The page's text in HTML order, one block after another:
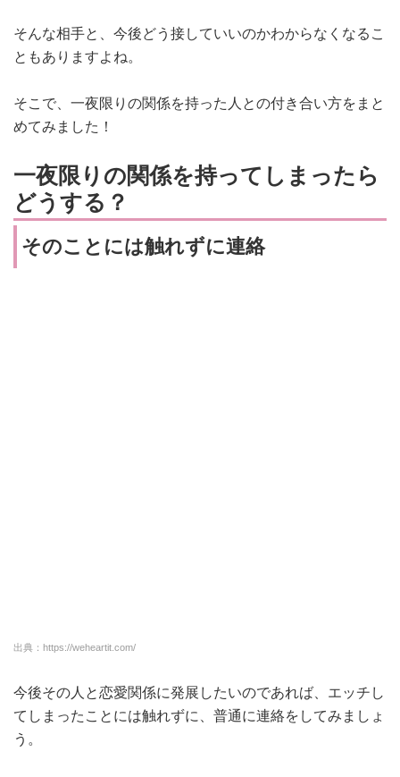
そんな相手と、今後どう接していいのかわからなくなるこ
ともありますよね。
そこで、一夜限りの関係を持った人との付き合い方をまと
めてみました！
一夜限りの関係を持ってしまったら
どうする？
そのことには触れずに連絡
出典：https://weheartit.com/
今後その人と恋愛関係に発展したいのであれば、エッチし
てしまったことには触れずに、普通に連絡をしてみましょ
う。